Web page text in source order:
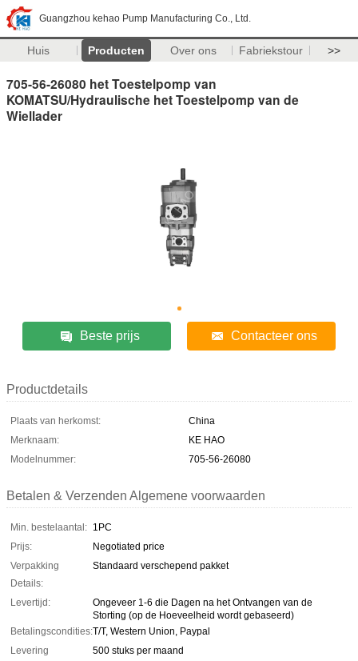
Guangzhou kehao Pump Manufacturing Co., Ltd.
Huis Producten Over ons Fabriekstour >>
705-56-26080 het Toestelpomp van
KOMATSU/Hydraulische het Toestelpomp van de
Wiellader
Beste prijs Contacteer ons
Productdetails
Plaats van herkomst:
China
Merknaam:
KE HAO
Modelnummer:
705-56-26080
Betalen & Verzenden Algemene voorwaarden
Min. bestelaantal: 1PC
Prijs:
Negotiated price
Verpakking
Details:
Standaard verschepend pakket
Levertijd:
Ongeveer 1-6 die Dagen na het Ontvangen van de
Storting (op de Hoeveelheid wordt gebaseerd)
Betalingscondities:T/T, Western Union, Paypal
Levering
500 stuks per maand